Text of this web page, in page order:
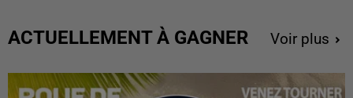
ACTUELLEMENT À GAGNER Voir plus